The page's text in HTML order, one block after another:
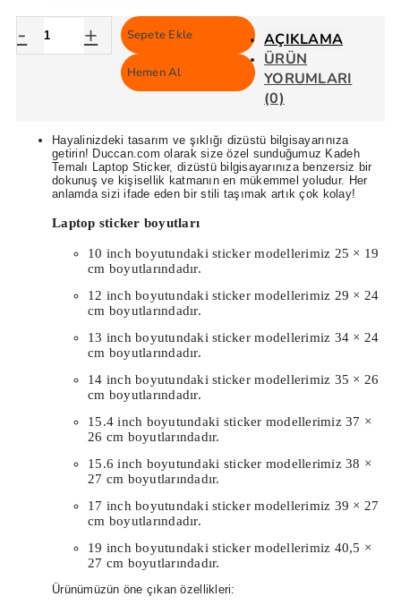
- + Sepete Ekle
Hemen Al
AÇIKLAMA
ÜRÜN
YORUMLARI
(0)
Hayalinizdeki tasarım ve şıklığı dizüstü bilgisayarınıza
getirin! Duccan.com olarak size özel sunduğumuz Kadeh
Temalı Laptop Sticker, dizüstü bilgisayarınıza benzersiz bir
dokunuş ve kişisellik katmanın en mükemmel yoludur. Her
anlamda sizi ifade eden bir stili taşımak artık çok kolay!
Laptop sticker boyutları
10 inch boyutundaki sticker modellerimiz 25 × 19
cm boyutlarındadır.
12 inch boyutundaki sticker modellerimiz 29 × 24
cm boyutlarındadır.
13 inch boyutundaki sticker modellerimiz 34 × 24
cm boyutlarındadır.
14 inch boyutundaki sticker modellerimiz 35 × 26
cm boyutlarındadır.
15.4 inch boyutundaki sticker modellerimiz 37 ×
26 cm boyutlarındadır.
15.6 inch boyutundaki sticker modellerimiz 38 ×
27 cm boyutlarındadır.
17 inch boyutundaki sticker modellerimiz 39 × 27
cm boyutlarındadır.
19 inch boyutundaki sticker modellerimiz 40,5 ×
27 cm boyutlarındadır.
Ürünümüzün öne çıkan özellikleri: